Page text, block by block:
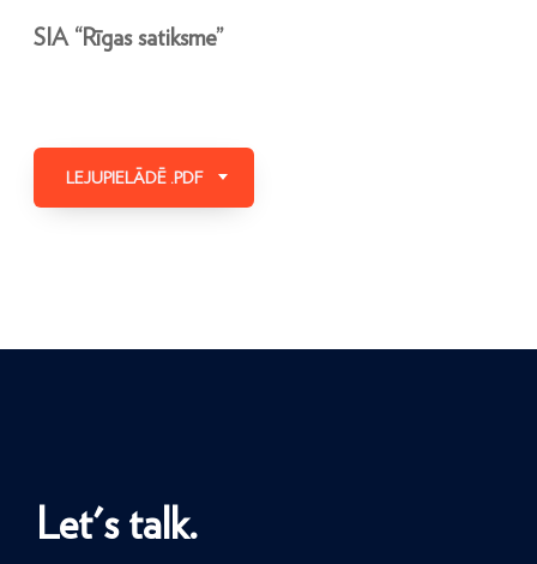
SIA “Rīgas satiksme”
LEJUPIELĀDĒ .PDF
Let's talk.